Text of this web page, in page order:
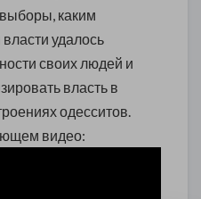
каким
удалось
своих людей и
власть в
одесситов.
видео: